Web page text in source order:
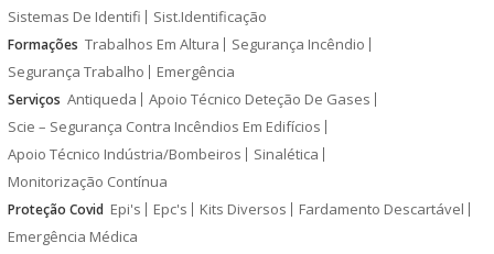
Sistemas De Identifi
Sist.Identificação
Formações Trabalhos Em Altura
Segurança Incêndio
Segurança Trabalho
Emergência
Serviços Antiqueda
Apoio Técnico Deteção De Gases
Scie – Segurança Contra Incêndios Em Edifícios
Apoio Técnico Indústria/Bombeiros
Sinalética
Monitorização Contínua
Proteção Covid Epi's Epc's Kits Diversos
Fardamento Descartável
Emergência Médica